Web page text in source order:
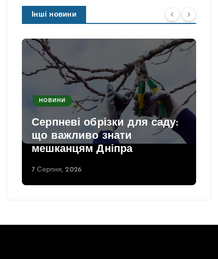
Інші новини
НОВИНИ
Серпневі обрізки для саду:
що важливо знати
мешканцям Дніпра
7 Серпня, 2026